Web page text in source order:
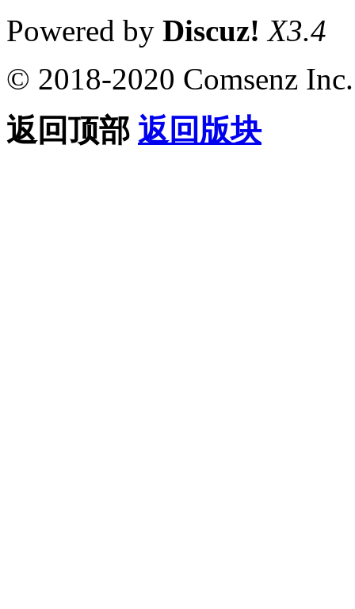
Powered by Discuz! X3.4
© 2018-2020 Comsenz Inc.
返回顶部 返回版块